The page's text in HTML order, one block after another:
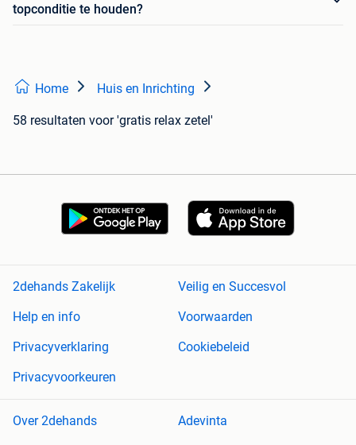
topconditie te houden?
Home Huis en Inrichting
58 resultaten voor 'gratis relax zetel'
2dehands Zakelijk
Veilig en Succesvol
Help en info
Voorwaarden
Privacyverklaring
Cookiebeleid
Privacyvoorkeuren
Over 2dehands
Adevinta